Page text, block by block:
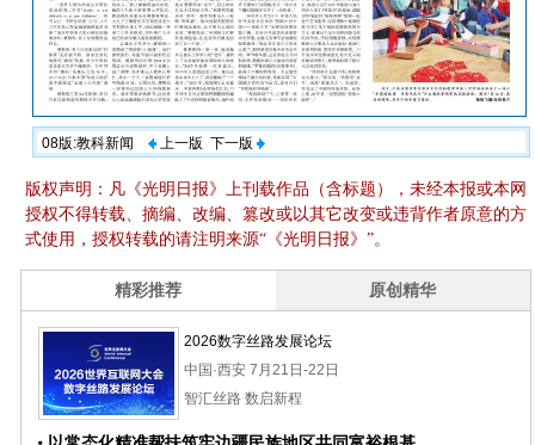
08版:教科新闻 上一版 下一版
版权声明：凡《光明日报》上刊载作品（含标题），未经本报或本网
授权不得转载、摘编、改编、篡改或以其它改变或违背作者原意的方
式使用，授权转载的请注明来源“《光明日报》”。